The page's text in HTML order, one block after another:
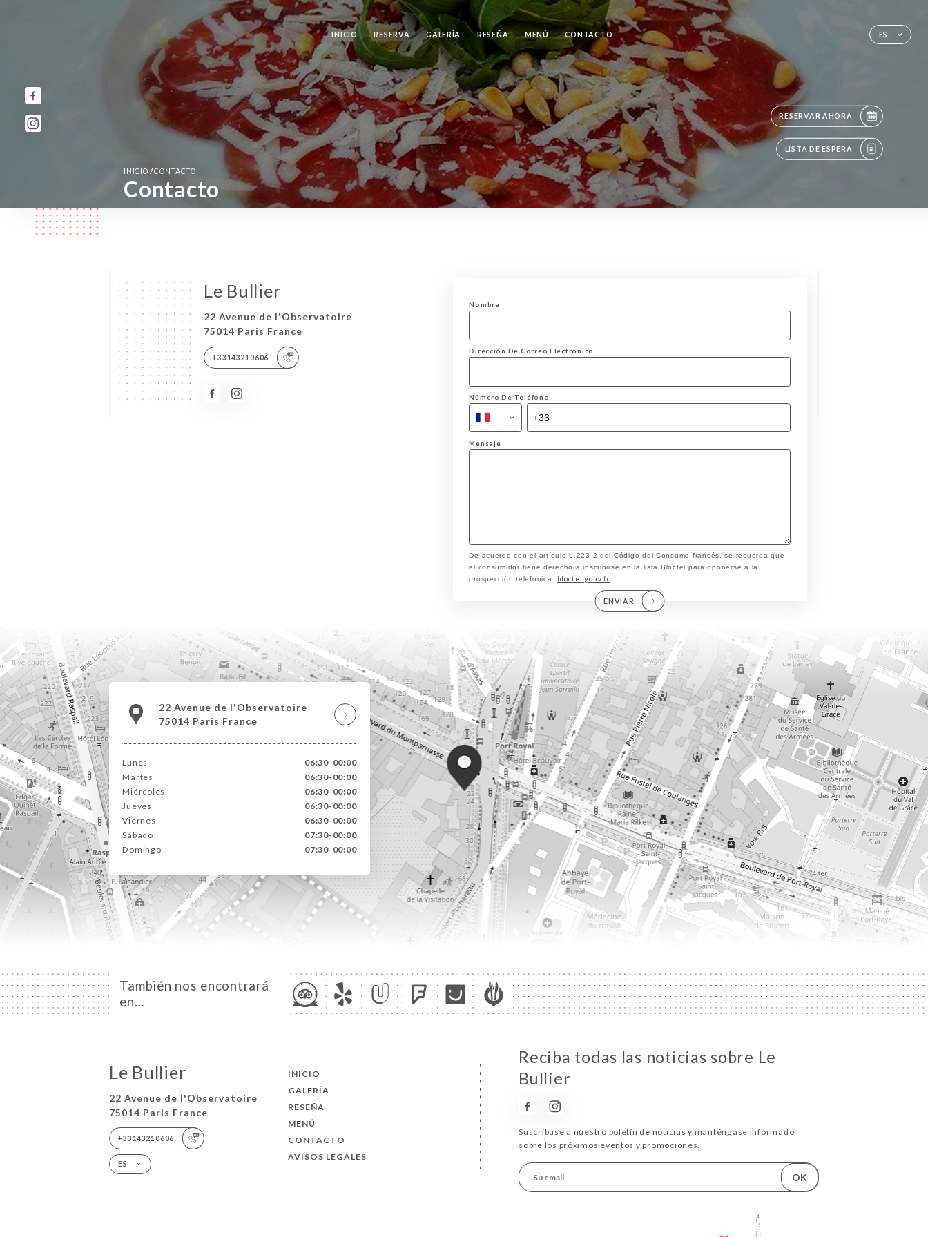
ES
INICIO RESERVA GALERÍA RESEÑA MENÚ CONTACTO
RESERVAR AHORA
LISTA DE ESPERA
INICIO/CONTACTO
Contacto
Le Bullier
22 Avenue de l'Observatoire
75014 Paris France
+33143210606
Nombre
Dirección De Correo Electrónico
Número De Teléfono
Mensaje
De acuerdo con el artículo L.223-2 del Código del Consumo francés, se recuerda que
el consumidor tiene derecho a inscribirse en la lista Bloctel para oponerse a la
prospección telefónica: bloctel.gouv.fr
ENVIAR
22 Avenue de l'Observatoire
75014 Paris France
Lunes
06:30-00:00
Martes
06:30-00:00
Miércoles
06:30-00:00
Jueves
06:30-00:00
Viernes
06:30-00:00
Sábado
07:30-00:00
Domingo
07:30-00:00
También nos encontrará
en…
Le Bullier
22 Avenue de l'Observatoire
75014 Paris France
+33143210606
ES
INICIO
GALERÍA
RESEÑA
MENÚ
CONTACTO
AVISOS LEGALES
Reciba todas las noticias sobre Le
Bullier
Suscríbase a nuestro boletín de noticias y manténgase informado
sobre los próximos eventos y promociones.
OK